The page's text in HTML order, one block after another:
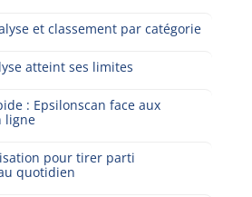
et classement par catégorie
atteint ses limites
: Epsilonscan face aux
ligne
pour tirer parti
quotidien